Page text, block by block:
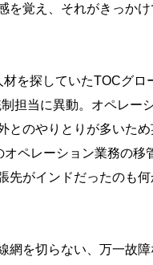
覚え、それがきっかけ
を探していたTOCグロ
担当に異動。オペレー
とのやりとりが多いた
ペレーション業務の移
先がインドだったのも
網を切らない、万一故